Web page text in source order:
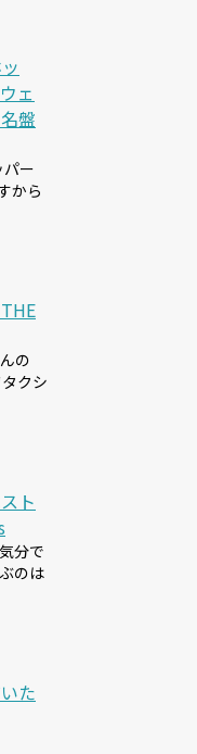
ェ
盤
ー
から
の
クシ
ト
分で
のは
た